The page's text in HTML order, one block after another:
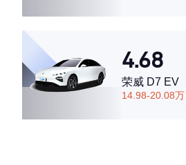
4.68
荣威 D7 EV
14.98-20.08万